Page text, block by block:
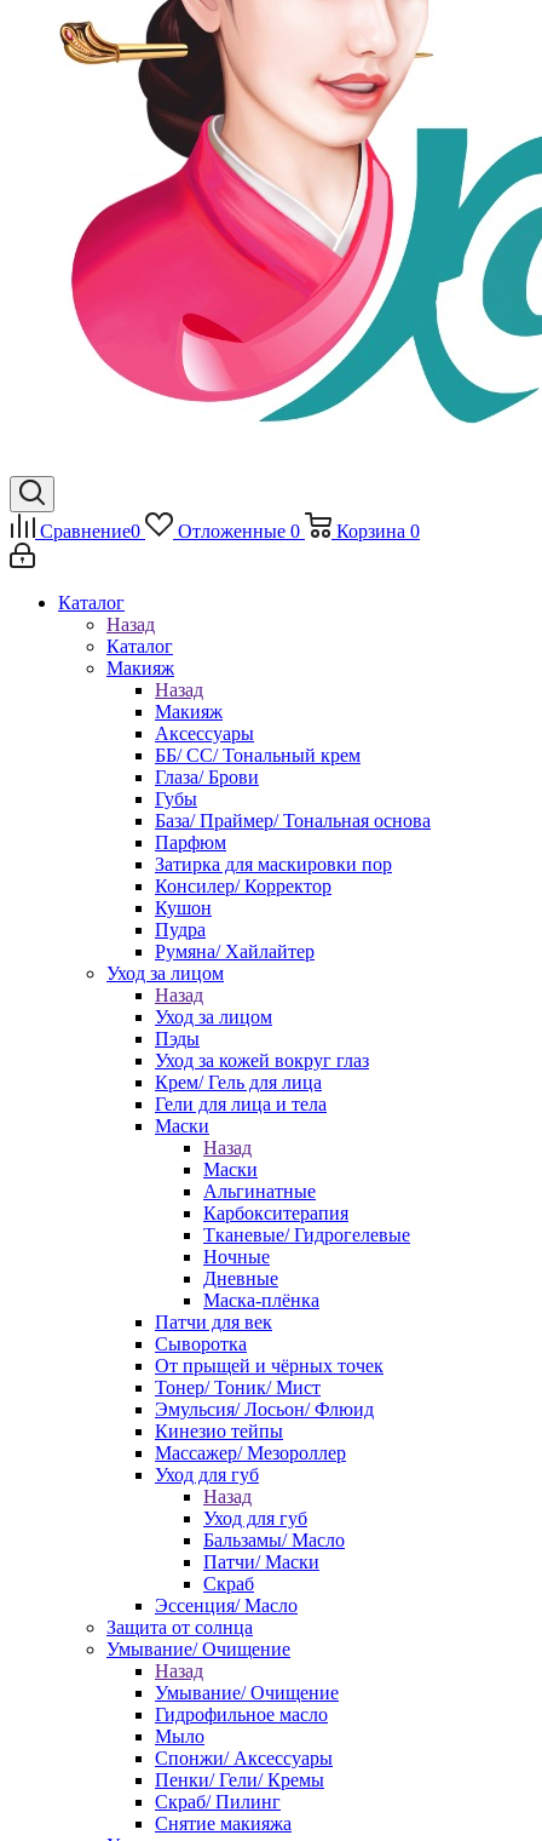
Сравнение0 Отложенные 0 Корзина 0
Каталог
Назад
Каталог
Макияж
Назад
Макияж
Аксессуары
ББ/ СС/ Тональный крем
Глаза/ Брови
Губы
База/ Праймер/ Тональная основа
Парфюм
Затирка для маскировки пор
Консилер/ Корректор
Кушон
Пудра
Румяна/ Хайлайтер
Уход за лицом
Назад
Уход за лицом
Пэды
Уход за кожей вокруг глаз
Крем/ Гель для лица
Гели для лица и тела
Маски
Назад
Маски
Альгинатные
Карбокситерапия
Тканевые/ Гидрогелевые
Ночные
Дневные
Маска-плёнка
Патчи для век
Сыворотка
От прыщей и чёрных точек
Тонер/ Тоник/ Мист
Эмульсия/ Лосьон/ Флюид
Кинезио тейпы
Массажер/ Мезороллер
Уход для губ
Назад
Уход для губ
Бальзамы/ Масло
Патчи/ Маски
Скраб
Эссенция/ Масло
Защита от солнца
Умывание/ Очищение
Назад
Умывание/ Очищение
Гидрофильное масло
Мыло
Спонжи/ Аксессуары
Пенки/ Гели/ Кремы
Скраб/ Пилинг
Снятие макияжа